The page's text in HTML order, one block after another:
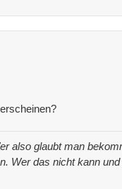
also glaubt man
Wer das nicht kann